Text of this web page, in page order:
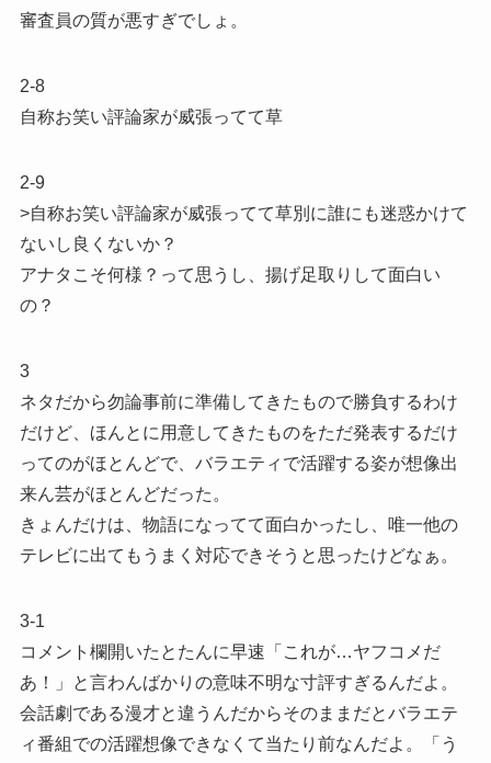
審査員の質が悪すぎでしょ。
2-8
自称お笑い評論家が威張ってて草
2-9
>自称お笑い評論家が威張ってて草別に誰にも迷惑かけて
ないし良くないか？
アナタこそ何様？って思うし、揚げ足取りして面白い
の？
3
ネタだから勿論事前に準備してきたもので勝負するわけ
だけど、ほんとに用意してきたものをただ発表するだけ
ってのがほとんどで、バラエティで活躍する姿が想像出
来ん芸がほとんどだった。
きょんだけは、物語になってて面白かったし、唯一他の
テレビに出てもうまく対応できそうと思ったけどなぁ。
3-1
コメント欄開いたとたんに早速「これが…ヤフコメだ
あ！」と言わんばかりの意味不明な寸評すぎるんだよ。
会話劇である漫才と違うんだからそのままだとバラエテ
ィ番組での活躍想像できなくて当たり前なんだよ。「う